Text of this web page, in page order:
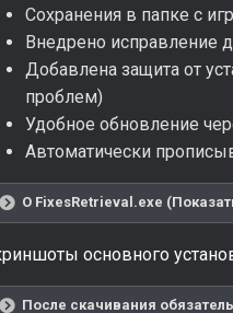
Сохранения в папке с
Внедрено исправление
Добавлена защита от
проблем)
Удобное обновление
Автоматически
О FixesRetrieval.exe
основного
После скачивания